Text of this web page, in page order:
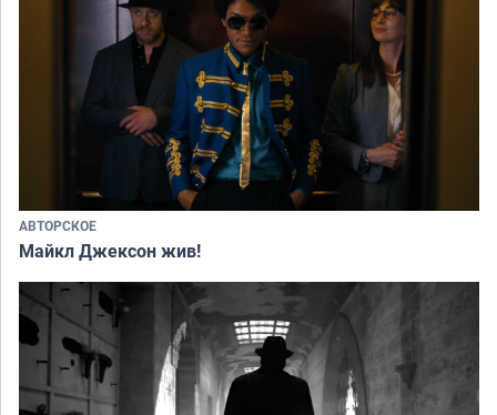
АВТОРСКОЕ
Майкл Джексон жив!